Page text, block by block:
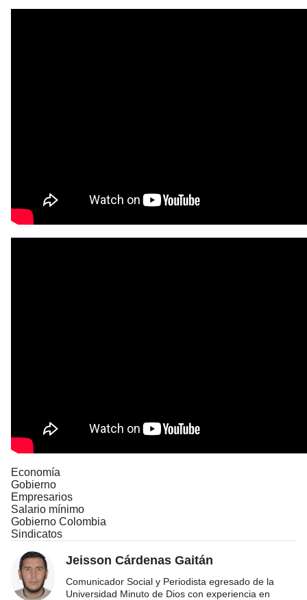
Economía
Gobierno
Empresarios
Salario mínimo
Gobierno Colombia
Sindicatos
Jeisson Cárdenas Gaitán
Comunicador Social y Periodista egresado de la
Universidad Minuto de Dios con experiencia en